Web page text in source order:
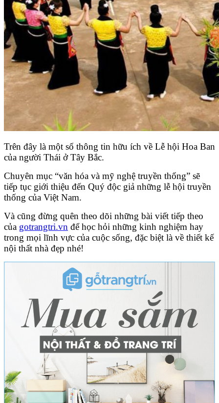
Trên đây là một số thông tin hữu ích về Lễ hội Hoa Ban
của người Thái ở Tây Bắc.
Chuyên mục “văn hóa và mỹ nghệ truyền thống” sẽ
tiếp tục giới thiệu đến Quý độc giả những lễ hội truyền
thống của Việt Nam.
Và cũng đừng quên theo dõi những bài viết tiếp theo
của gotrangtri.vn để học hỏi những kinh nghiệm hay
trong mọi lĩnh vực của cuộc sống, đặc biệt là về thiết kế
nội thất nhà đẹp nhé!